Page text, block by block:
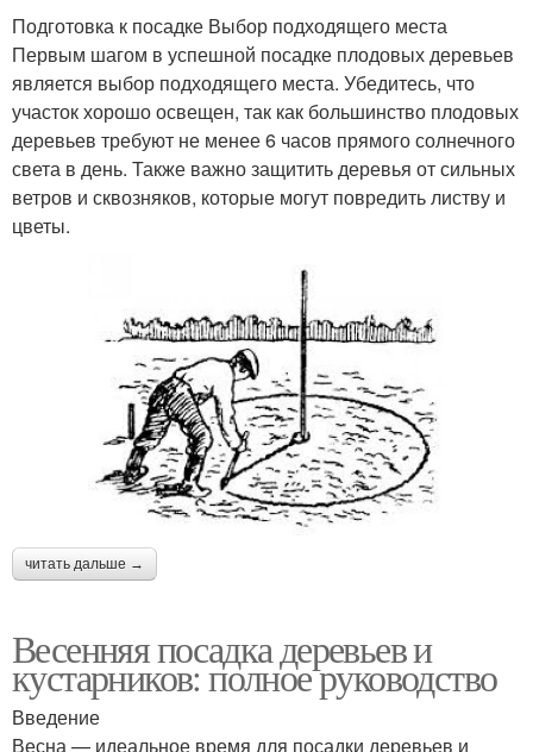
Подготовка к посадке Выбор подходящего места
Первым шагом в успешной посадке плодовых деревьев
является выбор подходящего места. Убедитесь, что
участок хорошо освещен, так как большинство плодовых
деревьев требуют не менее 6 часов прямого солнечного
света в день. Также важно защитить деревья от сильных
ветров и сквозняков, которые могут повредить листву и
цветы.
читать дальше →
Весенняя посадка деревьев и
кустарников: полное руководство
Введение
Весна — идеальное время для посадки деревьев и